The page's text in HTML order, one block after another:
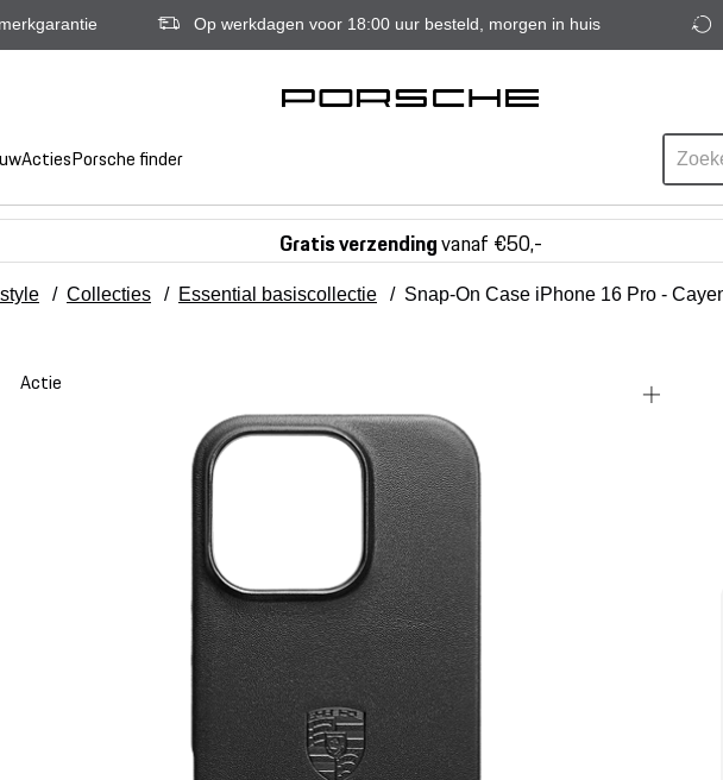
Op werkdagen voor 18:00 uur besteld, morgen in huis
ActiesPorsche finder
Gratis verzendingvanaf €50,-
/ Collecties / Essential basiscollectie / Snap-On Case iPhone 16 Pro -
Actie